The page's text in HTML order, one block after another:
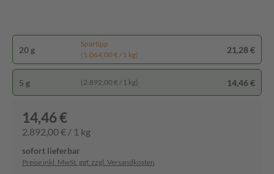
20 g
Spartipp
(1.064,00 € / 1 kg)
21,28 €
5 g (2.892,00 € / 1 kg) 14,46 €
14,46 €
2.892,00 € / 1 kg
sofort lieferbar
Preise inkl. MwSt. ggf. zzgl. Versandkosten